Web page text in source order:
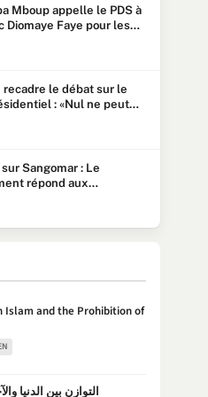
Mboup appelle le PDS à
Diomaye Faye pour les
Sonko
recadre le débat sur le
: «Nul ne peut
deux mandats
5 ans»
Sangomar : Le
répond aux
et clarifie le partage des
Islam and the Prohibition of
التوازن بين الدنيا